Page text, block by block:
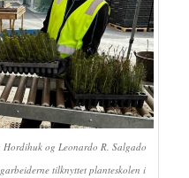
og Leonardo R. Salgado
tilknyttet planteskolen i